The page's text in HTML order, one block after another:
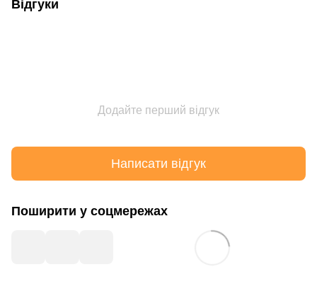
Відгуки
Додайте перший відгук
Написати відгук
Поширити у соцмережах